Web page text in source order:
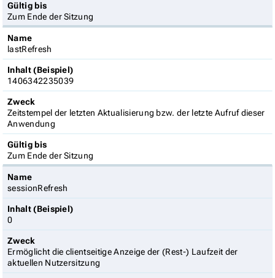
Gültig bis
Zum Ende der Sitzung
Name
lastRefresh
Inhalt (Beispiel)
1406342235039
Zweck
Zeitstempel der letzten Aktualisierung bzw. der letzte Aufruf dieser
Anwendung
Gültig bis
Zum Ende der Sitzung
Name
sessionRefresh
Inhalt (Beispiel)
0
Zweck
Ermöglicht die clientseitige Anzeige der (Rest-) Laufzeit der
aktuellen Nutzersitzung